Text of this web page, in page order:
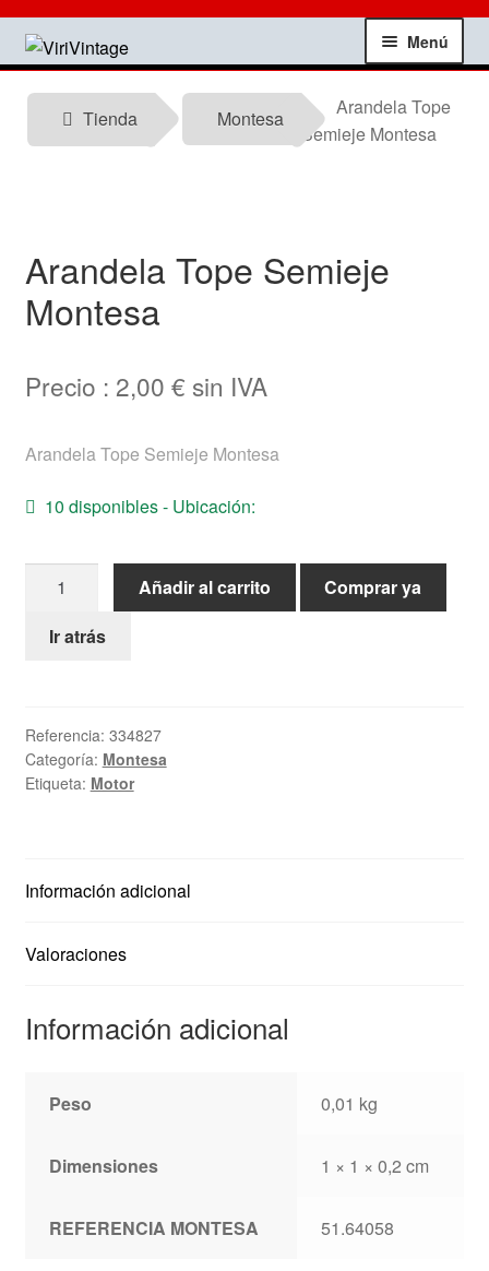
Ir
a
navegación
Ir
al
Menú
Tienda
Informacion tecnica
Testimonios
Ofertas
Ayuda
Español
Tienda Montesa
Arandela Tope
Semieje Montesa
Arandela Tope Semieje
Montesa
Precio : 2,00 € sin IVA
Arandela Tope Semieje Montesa
10 disponibles - Ubicación:
Semieje
Añadir al carrito
Comprar ya
Ir atrás
Referencia: 334827
Categoría: Montesa
Etiqueta: Motor
Información adicional
Valoraciones
Información adicional
Peso 0,01 kg
Dimensiones 1 × 1 × 0,2 cm
REFERENCIA MONTESA 51.64058